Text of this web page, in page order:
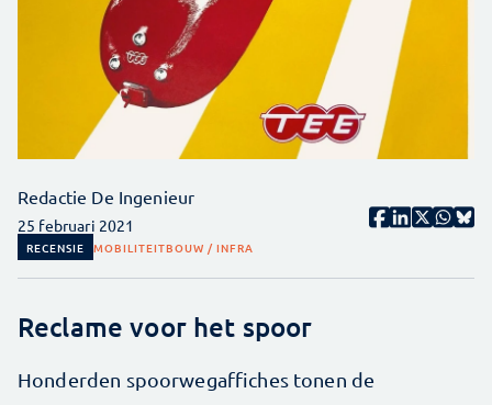
Redactie De Ingenieur
25 februari 2021
RECENSIE MOBILITEITBOUW / INFRA
Reclame voor het spoor
Honderden spoorwegaffiches tonen de